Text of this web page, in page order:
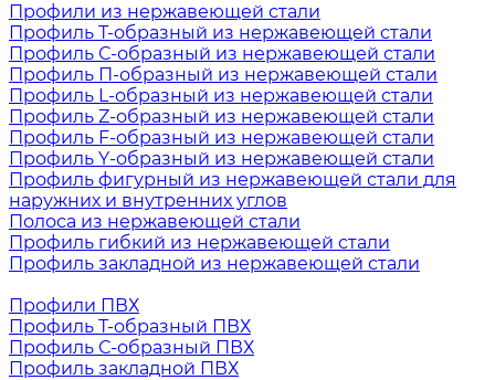
Профили из нержавеющей стали
Профиль Т-образный из нержавеющей стали
Профиль С-образный из нержавеющей стали
Профиль П-образный из нержавеющей стали
Профиль L-образный из нержавеющей стали
Профиль Z-образный из нержавеющей стали
Профиль F-образный из нержавеющей стали
Профиль Y-образный из нержавеющей стали
Профиль фигурный из нержавеющей стали для
наружних и внутренних углов
Полоса из нержавеющей стали
Профиль гибкий из нержавеющей стали
Профиль закладной из нержавеющей стали
Профили ПВХ
Профиль Т-образный ПВХ
Профиль С-образный ПВХ
Профиль закладной ПВХ